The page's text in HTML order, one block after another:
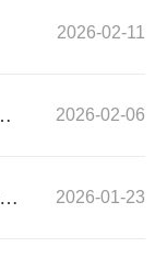
2026-02-11
2026-02-06
2026-01-23